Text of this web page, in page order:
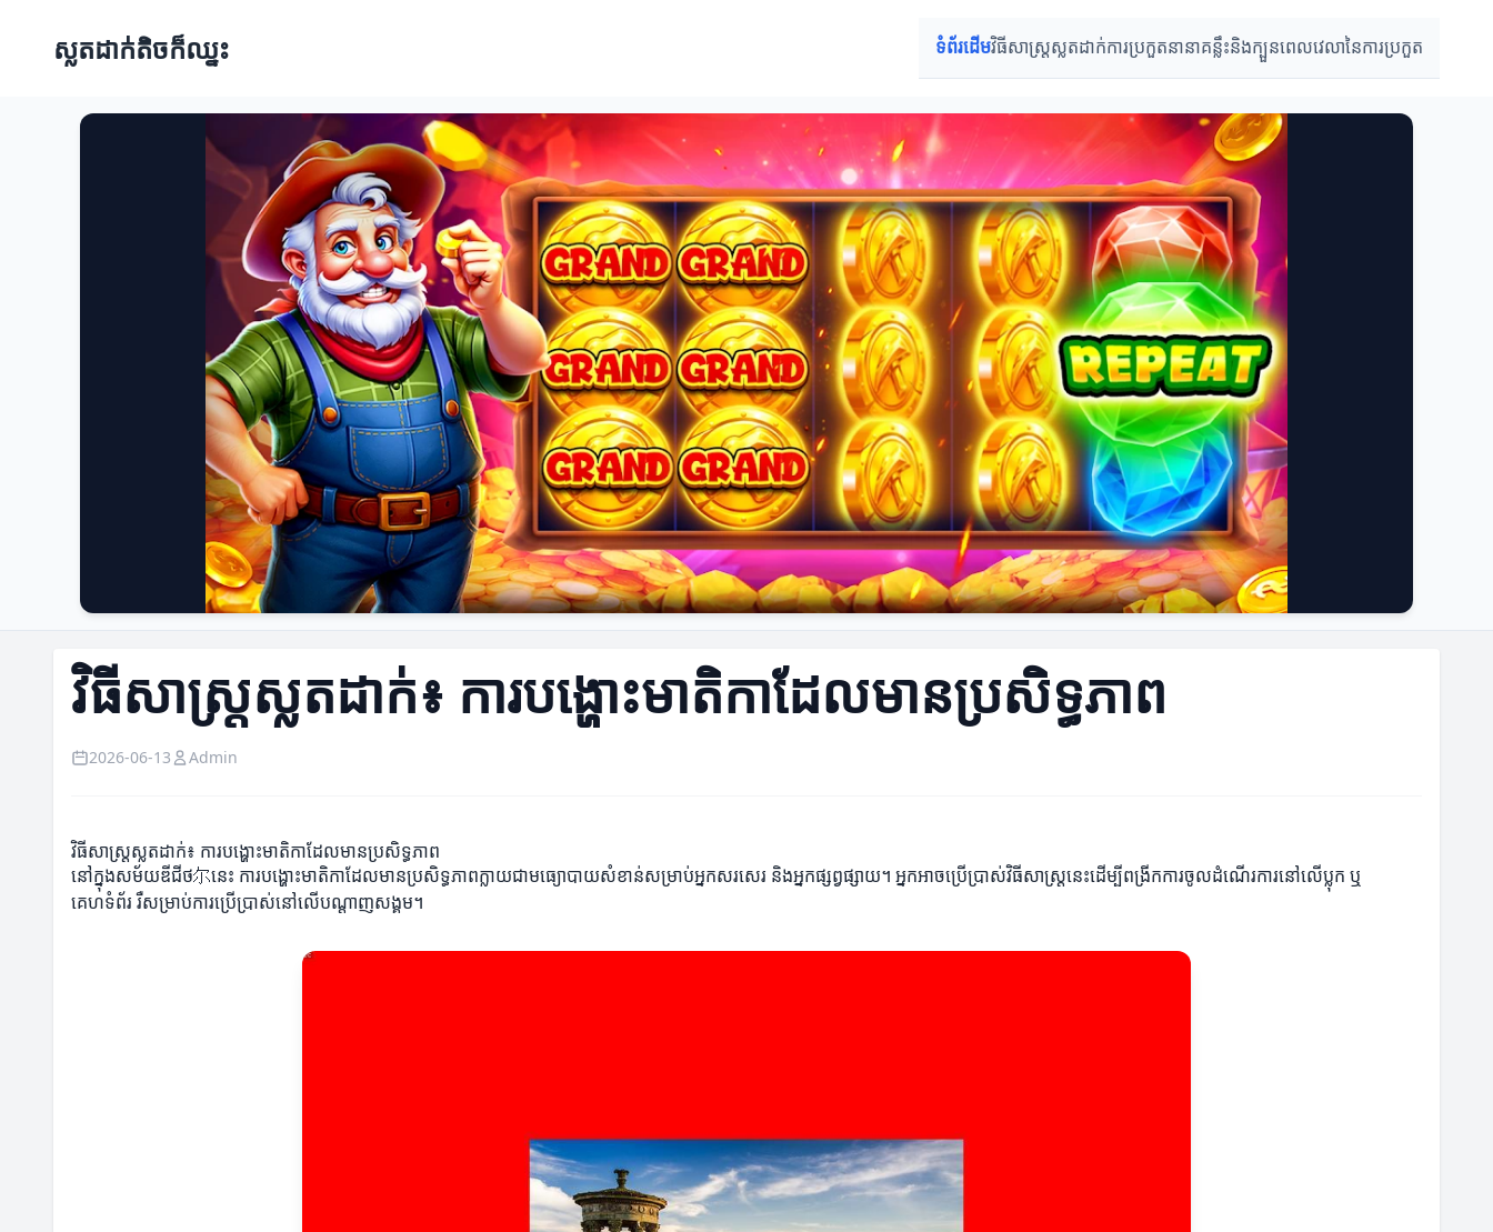
ស្លតដាក់តិចក៏ឈ្នះ ទំព័រដើមវិធីសាស្រ្តស្លតដាក់ការប្រកួតនានាគន្លឹះនិងក្បួនពេលវេលានៃការប្រកួត
វិធីសាស្រ្តស្លតដាក់៖ ការបង្ហោះមាតិកាដែលមានប្រសិទ្ធភាព
2026-06-13 Admin
វិធីសាស្រ្តស្លតដាក់៖ ការបង្ហោះមាតិកាដែលមានប្រសិទ្ធភាព
នៅក្នុងសម័យឌីជីថ尔នេះ ការបង្ហោះមាតិកាដែលមានប្រសិទ្ធភាពក្លាយជាមធ្យោបាយសំខាន់សម្រាប់អ្នកសរសេរ និងអ្នកផ្សព្វផ្សាយ។ អ្នកអាចប្រើប្រាស់វិធីសាស្រ្តនេះដើម្បីពង្រីកការចូលដំណើរការនៅលើប្លុក ឬ
គេហទំព័រ រឺសម្រាប់ការប្រើប្រាស់នៅលើបណ្ដាញសង្គម។